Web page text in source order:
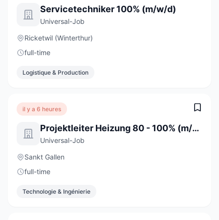
Servicetechniker 100% (m/w/d)
Universal-Job
Ricketwil (Winterthur)
full-time
Logistique & Production
il y a 6 heures
Projektleiter Heizung 80 - 100% (m/w/d)
Universal-Job
Sankt Gallen
full-time
Technologie & Ingénierie